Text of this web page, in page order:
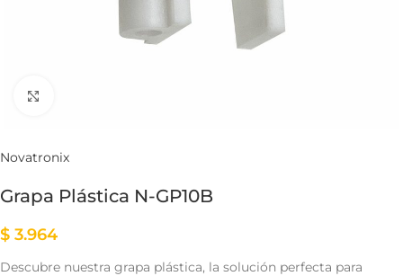
Novatronix
Grapa Plástica N-GP10B
$ 3.964
Descubre nuestra grapa plástica, la solución perfecta para